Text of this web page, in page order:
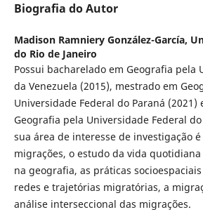
Biografia do Autor
Madison Ramniery González-García,
do Rio de Janeiro
Possui bacharelado em Geografia pela
da Venezuela (2015), mestrado em
Universidade Federal do Paraná (2021)
Geografia pela Universidade Federal do
sua área de interesse de investigação
migrações, o estudo da vida
na geografia, as práticas
redes e trajetórias migratórias, a
análise interseccional das migrações.